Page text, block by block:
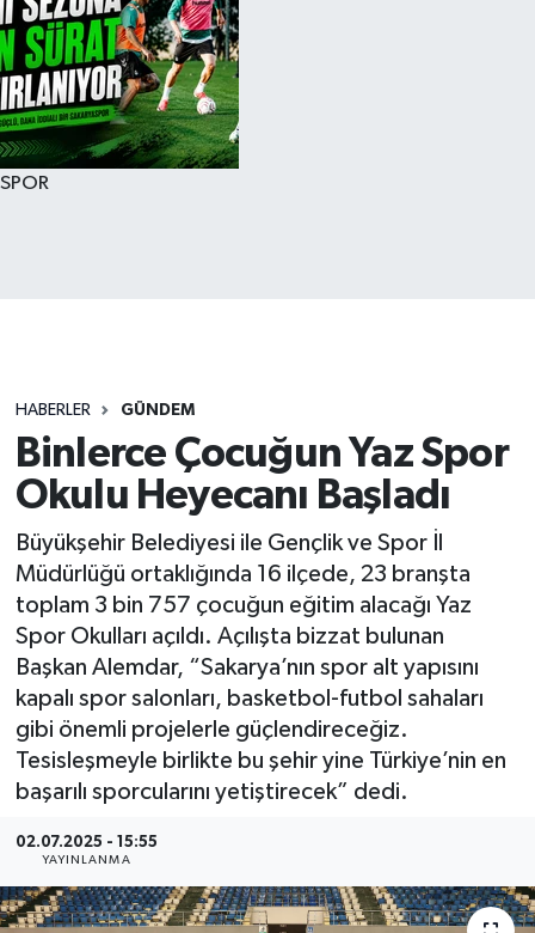
SPOR
HABERLER GÜNDEM
Binlerce Çocuğun Yaz Spor
Okulu Heyecanı Başladı
Büyükşehir Belediyesi ile Gençlik ve Spor İl
Müdürlüğü ortaklığında 16 ilçede, 23 branşta
toplam 3 bin 757 çocuğun eğitim alacağı Yaz
Spor Okulları açıldı. Açılışta bizzat bulunan
Başkan Alemdar, “Sakarya’nın spor alt yapısını
kapalı spor salonları, basketbol-futbol sahaları
gibi önemli projelerle güçlendireceğiz.
Tesisleşmeyle birlikte bu şehir yine Türkiye’nin en
başarılı sporcularını yetiştirecek” dedi.
02.07.2025 - 15:55
YAYINLANMA